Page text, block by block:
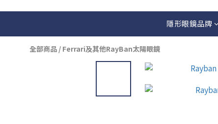
隱形眼鏡品牌
全部商品 / Ferrari及其他RayBan太陽眼鏡